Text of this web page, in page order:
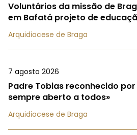
Voluntários da missão de
em Bafatá projeto de
Arquidiocese de Braga
7 agosto 2026
Padre Tobias reconhecido
sempre aberto a todos»
Arquidiocese de Braga